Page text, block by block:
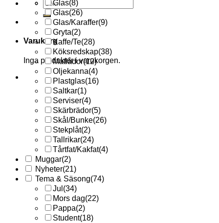
Sök
efter:
Varukorg
Inga produkter i varukorgen.
Glas(8)
Glas(26)
Glas/Karaffer(9)
Gryta(2)
Kaffe/Te(28)
Köksredskap(38)
Matlådor(12)
Oljekanna(4)
Plastglas(16)
Saltkar(1)
Serviser(4)
Skärbrädor(5)
Skål/Bunke(26)
Stekplåt(2)
Tallrikar(24)
Tårtfat/Kakfat(4)
Muggar(2)
Nyheter(21)
Tema & Säsong(74)
Jul (34)
Mors dag(22)
Pappa(2)
Student(18)